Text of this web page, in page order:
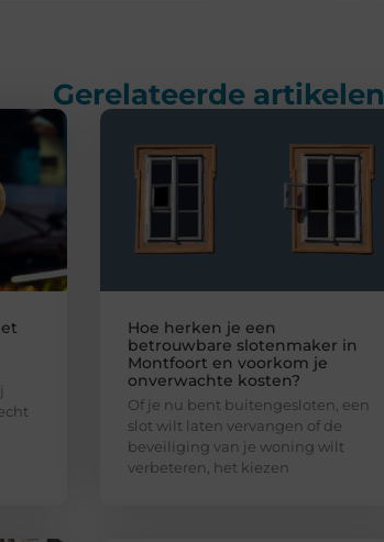
Gerelateerde artikelen
Hoe herken je een
betrouwbare slotenmaker in
Montfoort en voorkom je
onverwachte kosten?
Of je nu bent buitengesloten, een
slot wilt laten vervangen of de
beveiliging van je woning wilt
verbeteren, het kiezen